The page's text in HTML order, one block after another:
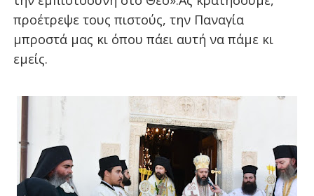
προέτρεψε τους πιστούς, την Παναγία
μπροστά μας κι όπου πάει αυτή να πάμε κι
εμείς.